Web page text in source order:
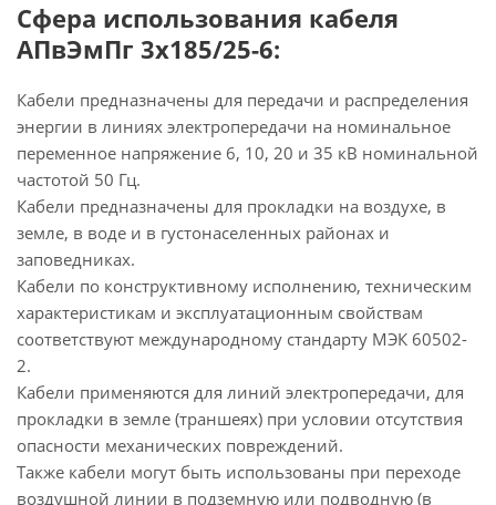
Сфера использования кабеля
АПвЭмПг 3х185/25-6:
Кабели предназначены для передачи и распределения
энергии в линиях электропередачи на номинальное
переменное напряжение 6, 10, 20 и 35 кВ номинальной
частотой 50 Гц.
Кабели предназначены для прокладки на воздухе, в
земле, в воде и в густонаселенных районах и
заповедниках.
Кабели по конструктивному исполнению, техническим
характеристикам и эксплуатационным свойствам
соответствуют международному стандарту МЭК 60502-
2.
Кабели применяются для линий электропередачи, для
прокладки в земле (траншеях) при условии отсутствия
опасности механических повреждений.
Также кабели могут быть использованы при переходе
воздушной линии в подземную или подводную (в